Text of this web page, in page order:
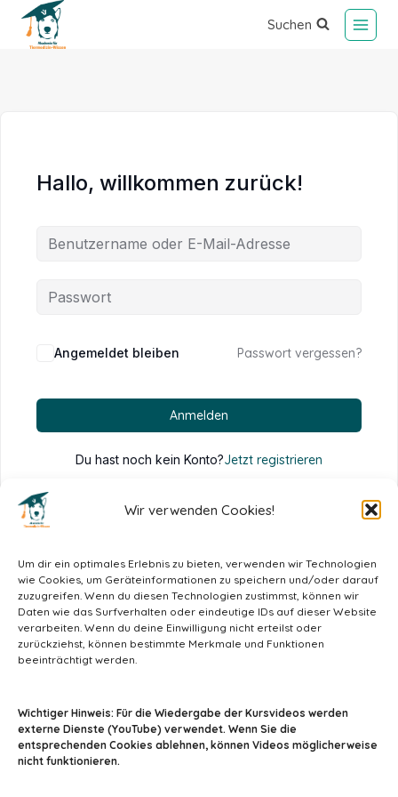
Wir verwenden Cookies!
Um dir ein optimales Erlebnis zu bieten, verwenden wir Technologien
wie Cookies, um Geräteinformationen zu speichern und/oder darauf
zuzugreifen. Wenn du diesen Technologien zustimmst, können wir
Daten wie das Surfverhalten oder eindeutige IDs auf dieser Website
verarbeiten. Wenn du deine Einwilligung nicht erteilst oder
zurückziehst, können bestimmte Merkmale und Funktionen
beeinträchtigt werden.
Wichtiger Hinweis: Für die Wiedergabe der Kursvideos werden
externe Dienste (YouTube) verwendet. Wenn Sie die
entsprechenden Cookies ablehnen, können Videos möglicherweise
nicht funktionieren.
Suchen
Hallo, willkommen zurück!
Alternative:
Angemeldet bleiben Passwort vergessen?
Anmelden
Du hast noch kein Konto?Jetzt registrieren
info@tiermedizin-wissen.de